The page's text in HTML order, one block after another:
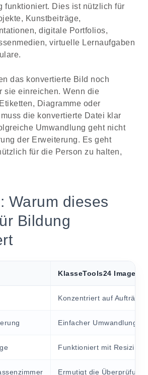
funktioniert. Dies ist nützlich für
Kunstbeiträge,
digitale Portfolios,
virtuelle Lernaufgaben
das konvertierte Bild noch
sie einreichen. Wenn die
Diagramme oder
die konvertierte Datei klar
Umwandlung geht nicht
der Erweiterung. Es geht
für die Person zu halten,
Warum dieses
Bildung
KlasseTools24 Image
Konzentriert auf
Einfacher
Funktioniert mit
Ermutigt die Überprüfung